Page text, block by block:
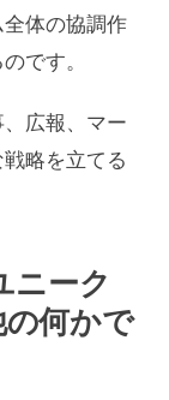
体の協調作
です。
広報、マー
略を立てる
ニーク
何かで